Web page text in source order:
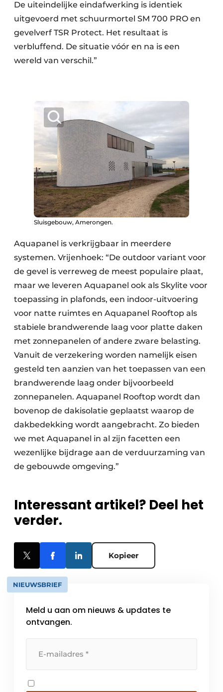
De uiteindelijke eindafwerking is identiek
uitgevoerd met schuurmortel SM 700 PRO en
gevelverf TSR Protect. Het resultaat is
verbluffend. De situatie vóór en na is een
wereld van verschil.”
Sluisgebouw, Amerongen.
Aquapanel is verkrijgbaar in meerdere
systemen. Vrijenhoek: “De outdoor variant voor
de gevel is verreweg de meest populaire plaat,
maar we leveren Aquapanel ook als Skylite voor
toepassing in plafonds, een indoor-uitvoering
voor natte ruimtes en Aquapanel Rooftop als
stabiele brandwerende laag voor platte daken
met zonnepanelen of andere zware belasting.
Vanuit de verzekering worden namelijk eisen
gesteld ten aanzien van het toepassen van een
brandwerende laag onder bijvoorbeeld
zonnepanelen. Aquapanel Rooftop wordt dan
bovenop de dakisolatie geplaatst waarop de
dakbedekking wordt aangebracht. Zo bieden
we met Aquapanel in al zijn facetten een
wezenlijke bijdrage aan de verduurzaming van
de gebouwde omgeving.”
Interessant artikel? Deel het
verder.
Kopieer
NIEUWSBRIEF
Meld u aan om nieuws & updates te
ontvangen.